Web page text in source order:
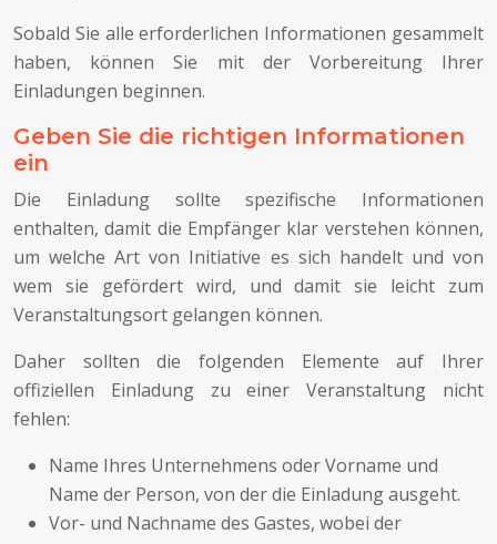
Sobald Sie alle erforderlichen Informationen gesammelt
haben, können Sie mit der Vorbereitung Ihrer
Einladungen beginnen.
Geben Sie die richtigen Informationen
ein
Die Einladung sollte spezifische Informationen
enthalten, damit die Empfänger klar verstehen können,
um welche Art von Initiative es sich handelt und von
wem sie gefördert wird, und damit sie leicht zum
Veranstaltungsort gelangen können.
Daher sollten die folgenden Elemente auf Ihrer
offiziellen Einladung zu einer Veranstaltung nicht
fehlen:
Name Ihres Unternehmens oder Vorname und
Name der Person, von der die Einladung ausgeht.
Vor- und Nachname des Gastes, wobei der